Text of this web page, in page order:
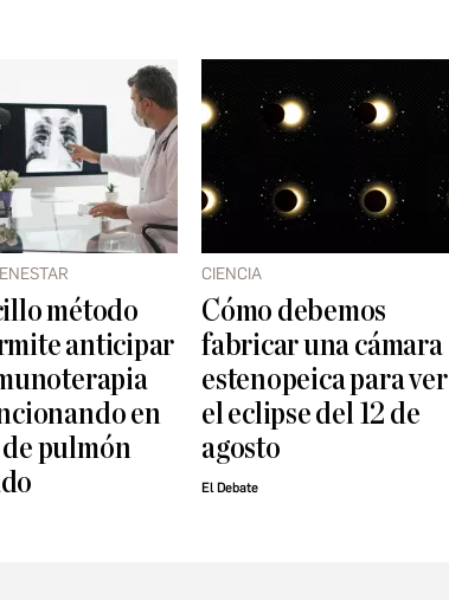
método
anticipar
en
pulmón
CIENCIA
Cómo debemos
fabricar una cámara
estenopeica para ver
el eclipse del 12 de
agosto
El Debate